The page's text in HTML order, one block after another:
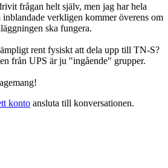
frågan helt själv, men jag har hela
verkligen kommer överens om
ska fungera.
rent fysiskt att dela upp till TN-S?
från UPS är ju "ingående" grupper.
konto ansluta till konversationen.